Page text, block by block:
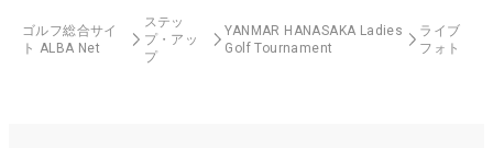
ゴルフ総合サイ
ト ALBA Net
ステッ
プ・アッ
プ
YANMAR HANASAKA Ladies
Golf Tournament
ライブ
フォト